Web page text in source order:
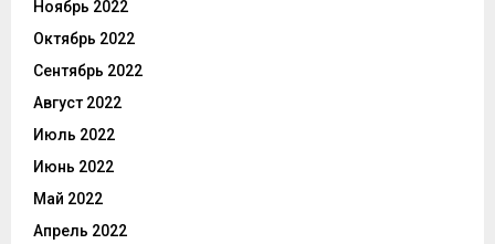
Ноябрь 2022
Октябрь 2022
Сентябрь 2022
Август 2022
Июль 2022
Июнь 2022
Май 2022
Апрель 2022